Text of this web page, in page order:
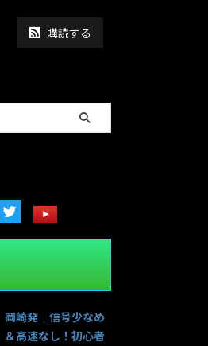
購読する
岡崎発｜信号少なめ
＆高速なし！初心者